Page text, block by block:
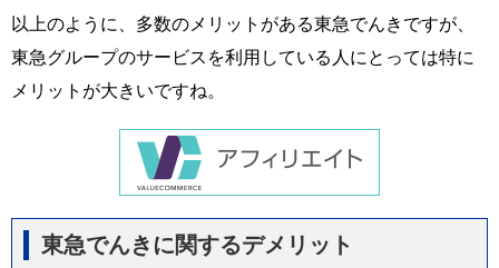
以上のように、多数のメリットがある東急でんきですが、
東急グループのサービスを利用している人にとっては特に
メリットが大きいですね。
東急でんきに関するデメリット